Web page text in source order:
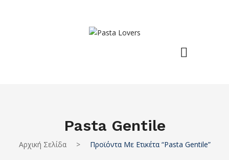
Pasta Gentile
Αρχική Σελίδα > Προϊόντα Με Ετικέτα “pasta Gentile”